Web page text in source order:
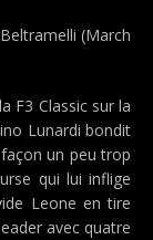
(March
F3 Classic sur la
Lunardi bondit
un peu trop
qui lui inflige
Leone en tire
avec quatre